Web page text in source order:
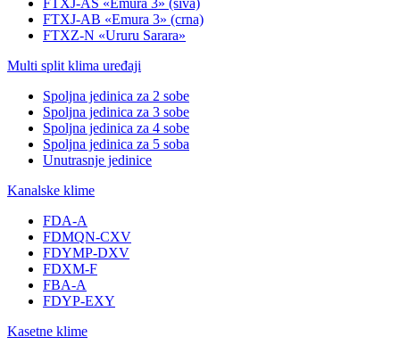
FTXJ-AS «Emura 3» (siva)
FTXJ-AB «Emura 3» (crna)
FTXZ-N «Ururu Sarara»
Multi split klima uređaji
Spoljna jedinica za 2 sobe
Spoljna jedinica za 3 sobe
Spoljna jedinica za 4 sobe
Spoljna jedinica za 5 soba
Unutrasnje jedinice
Kanalske klime
FDA-A
FDMQN-CXV
FDYMP-DXV
FDXM-F
FBA-A
FDYP-EXY
Kasetne klime